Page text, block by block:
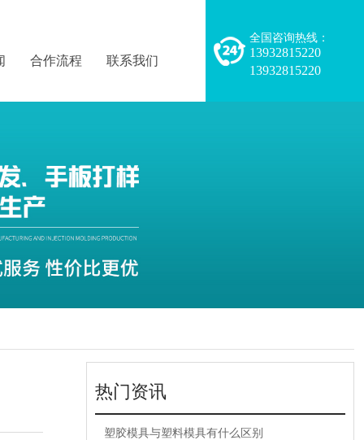
合作流程 联系我们
全国咨询热线：
13932815220
13932815220
热门资讯
塑胶模具与塑料模具有什么区别